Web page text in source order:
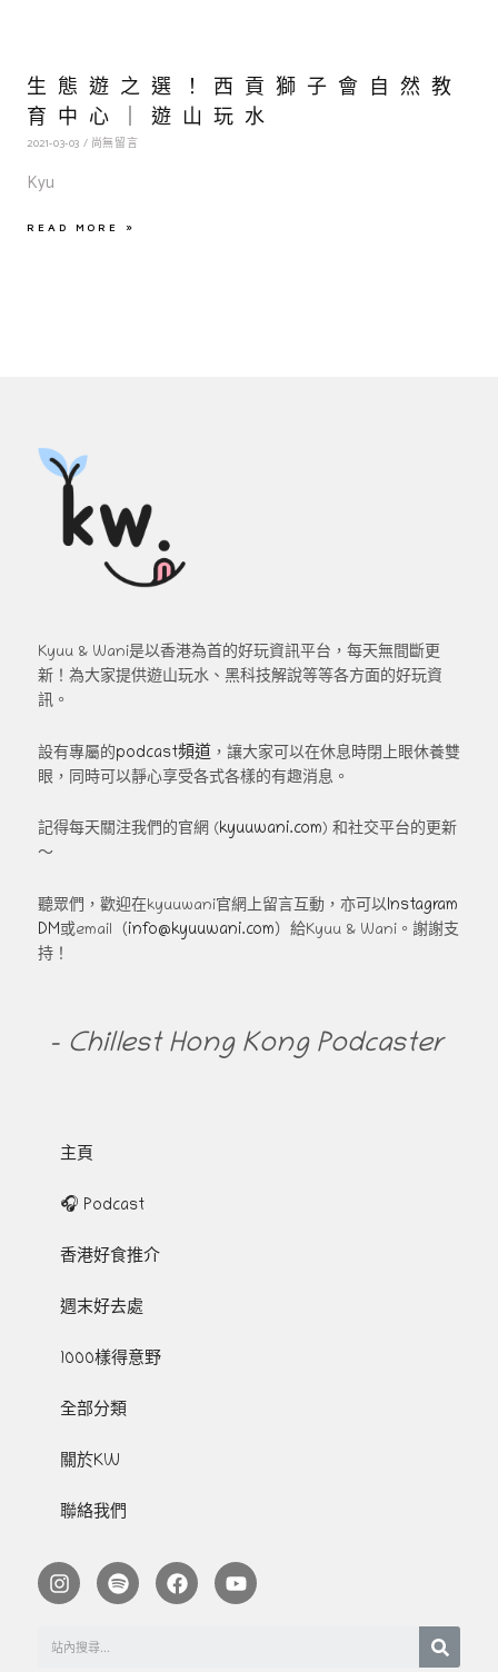
生態遊之選！西貢獅子會自然教
育中心｜遊山玩水
2021-03-03 尚無留言
Kyu
READ MORE »
Kyuu & Wani是以香港為首的好玩資訊平台，每天無間斷更
新！為大家提供遊山玩水、黑科技解說等等各方面的好玩資
訊。
設有專屬的podcast頻道 ，讓大家可以在休息時閉上眼休養雙
眼，同時可以靜心享受各式各樣的有趣消息。
記得每天關注我們的官網 (kyuuwani.com) 和社交平台的更新
～
聽眾們，歡迎在kyuuwani官網上留言互動，亦可以Instagram
DM或email（info@kyuuwani.com）給Kyuu & Wani。謝謝支
持！
- Chillest Hong Kong Podcaster
主頁
🎧 Podcast
香港好食推介
週末好去處
1000樣得意野
全部分類
關於KW
聯絡我們